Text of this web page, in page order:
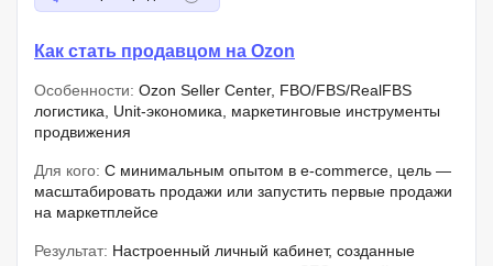
Как стать продавцом на Ozon
Особенности: Ozon Seller Center, FBO/FBS/RealFBS
логистика, Unit-экономика, маркетинговые инструменты
продвижения
Для кого: С минимальным опытом в e-commerce, цель —
масштабировать продажи или запустить первые продажи
на маркетплейсе
Результат: Настроенный личный кабинет, созданные